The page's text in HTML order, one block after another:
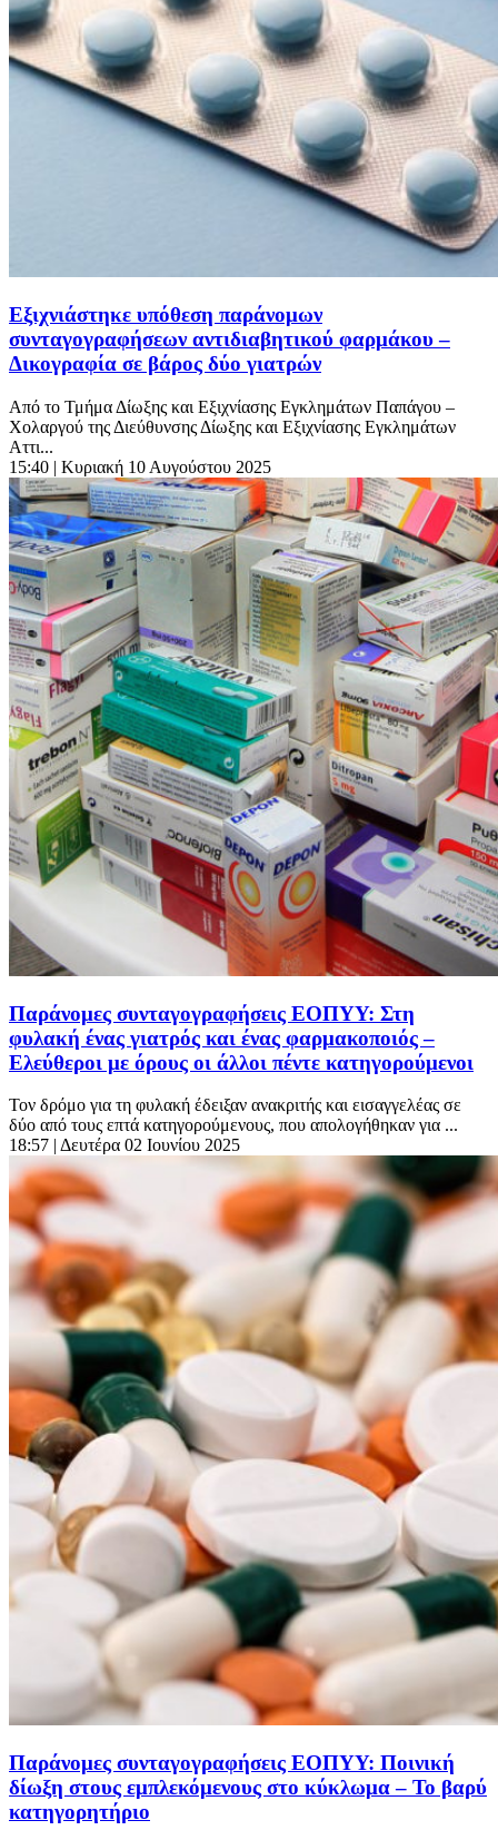
Εξιχνιάστηκε υπόθεση παράνομων
συνταγογραφήσεων αντιδιαβητικού φαρμάκου –
Δικογραφία σε βάρος δύο γιατρών
Από το Τμήμα Δίωξης και Εξιχνίασης Εγκλημάτων Παπάγου –
Χολαργού της Διεύθυνσης Δίωξης και Εξιχνίασης Εγκλημάτων
Αττι...
15:40 | Κυριακή 10 Αυγούστου 2025
Παράνομες συνταγογραφήσεις ΕΟΠΥΥ: Στη
φυλακή ένας γιατρός και ένας φαρμακοποιός –
Ελεύθεροι με όρους οι άλλοι πέντε κατηγορούμενοι
Τον δρόμο για τη φυλακή έδειξαν ανακριτής και εισαγγελέας σε
δύο από τους επτά κατηγορούμενους, που απολογήθηκαν για ...
18:57 | Δευτέρα 02 Ιουνίου 2025
Παράνομες συνταγογραφήσεις ΕΟΠΥΥ: Ποινική
δίωξη στους εμπλεκόμενους στο κύκλωμα – Το βαρύ
κατηγορητήριο